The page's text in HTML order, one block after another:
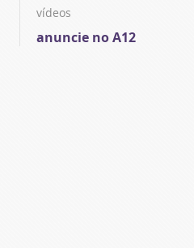
vídeos
anuncie no A12